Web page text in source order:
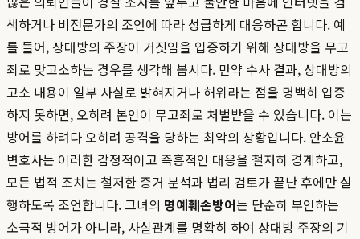
색하거나 비전문가의 조언에 따라 성급하게 대응하곤 합니다. 예
를 들어, 상대방의 주장이 거짓임을 입증하기 위해 상대방을 무고
죄로 맞고소하는 경우를 생각해 봅시다. 만약 수사 결과, 상대방의
고소 내용이 일부 사실로 밝혀지거나 허위라는 점을 명백히 입증
하지 못하면, 오히려 본인이 무고죄로 처벌받을 수 있습니다. 이는
방어를 하려다 오히려 공격을 당하는 최악의 상황입니다. 안소윤
변호사는 이러한 감정적이고 즉흥적인 대응을 철저히 경계하고,
모든 법적 조치는 철저한 증거 분석과 법리 검토가 끝난 후에만 실
행하도록 조언합니다. 그녀의 명예훼손방어는 단순히 부인하는
소극적 방어가 아니라, 사실관계를 명확히 하여 상대방 주장의 기